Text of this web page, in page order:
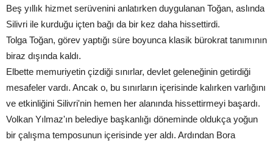
Beş yıllık hizmet serüvenini anlatırken duygulanan Toğan, aslında
Silivri ile kurduğu içten bağı da bir kez daha hissettirdi.
Tolga Toğan, görev yaptığı süre boyunca klasik bürokrat tanımının
biraz dışında kaldı.
Elbette memuriyetin çizdiği sınırlar, devlet geleneğinin getirdiği
mesafeler vardı. Ancak o, bu sınırların içerisinde kalırken varlığını
ve etkinliğini Silivri'nin hemen her alanında hissettirmeyi başardı.
Volkan Yılmaz'ın belediye başkanlığı döneminde oldukça yoğun
bir çalışma temposunun içerisinde yer aldı. Ardından Bora